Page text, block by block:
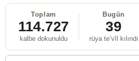
Toplam
114.727
kalbe dokunuldu
Bugün
39
rüya te’vîl kılındı